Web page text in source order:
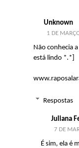
Unknown
1 DE
Não conhecia
está lindo *.*]
Respostas
Juliana
7 DE
É sim, ela é